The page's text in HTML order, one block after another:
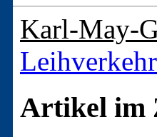
Karl-May-
Artikel im